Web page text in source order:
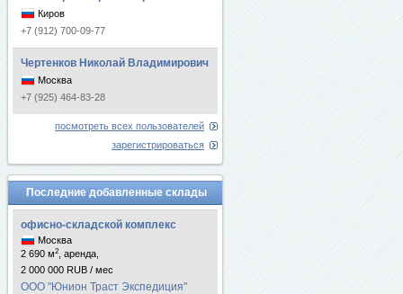
Киров
+7 (912) 700-09-77
Чертенков Николай Владимирович
Москва
+7 (925) 464-83-28
посмотреть всех пользователей
зарегистрироваться
Последние добавленные склады
офисно-складской комплекс
Москва
2 690 м2
, аренда,
2 000 000 RUB / мес
ООО "Юнион Траст Экспедиция"